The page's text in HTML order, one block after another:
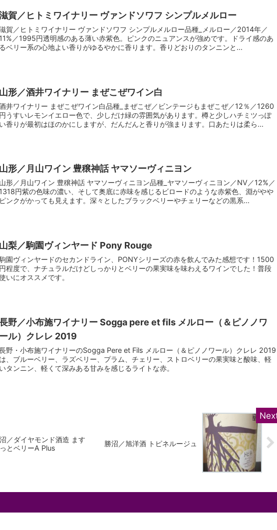
賀／ヒトミワイナリー ヴァンドソワフ シンプルメルロー
賀／ヒトミワイナリー ヴァンドソワフ シンプルメルロー品種_メルロー／2014年／
11%／1995円透明感のある薄い赤紫色。ピンクのニュアンスが強めです。ドライ感のあ
るベリー系の心地よい香りがゆるやかに香ります。香りどおりのタンニンと...
山形／酒井ワイナリー まぜこぜワイン白
井ワイナリー まぜこぜワイン白品種_まぜこぜ／ビンテージもまぜこぜ／12％／1260
円うすいレモンイエロー色で、少しだけ緑の雰囲気があります。樽と少しハチミツっぽ
い香りが最初はほのかにしますが、だんだんと香りが強まります。口あたりは柔ら...
山形／月山ワイン 豊穣神話 ヤマソーヴィニヨン
山形／月山ワイン 豊穣神話 ヤマソーヴィニヨン品種_ヤマソーヴィニヨン／NV／12%／
1318円紫の色味の濃い、そして奥底に赤味を感じるビロードのような赤紫色、淵がやや
ピンクがかっても見えます。深々としたブラックベリーやチェリーなどの黒系...
山梨／駒園ヴィンヤード Pony Rouge
園ヴィンヤードのセカンドライン、PONYシリーズの赤を飲んでみた感想です！1500
円程度で、ナチュラルだけどしっかりとベリーの果実味を味わえるワインでした！普段
いにオススメです。
野／小布施ワイナリー Sogga pere et fils メルロー（＆ピノノワ
ール）クレレ 2019
野・小布施ワイナリーのSogga Pere et Fils メルロー（＆ピノノワール）クレレ 2019
は、ブルーベリー、ラズベリー、プラム、チェリー、ストロベリーの果実味と酸味、軽
いタンニン、軽くて深みある甘みを感じるライトな赤。
／ダイヤモンド酒造 ます
とベリーA Plus
勝沼／旭洋酒 トピネルージュ